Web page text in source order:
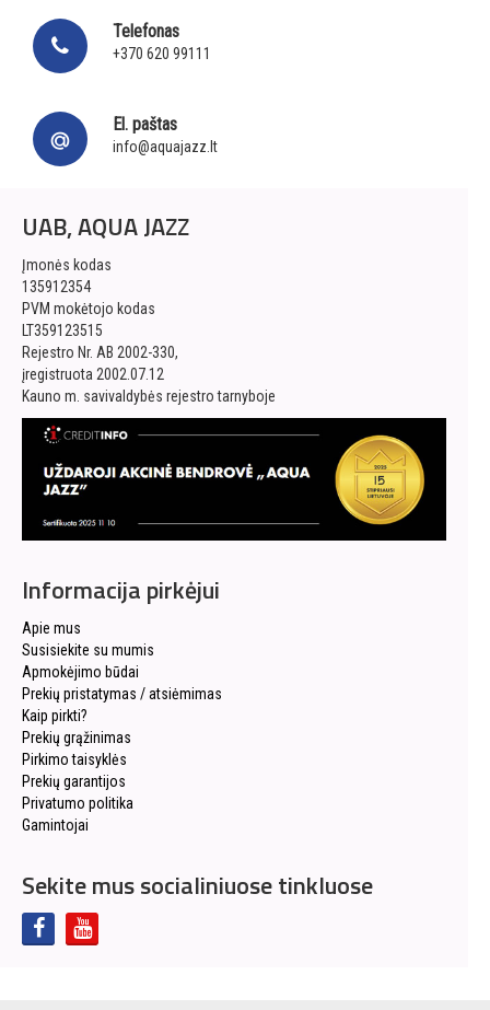
Telefonas
+370 620 99111
El. paštas
info@aquajazz.lt
UAB, AQUA JAZZ
Įmonės kodas
135912354
PVM mokėtojo kodas
LT359123515
Rejestro Nr. AB 2002-330,
įregistruota 2002.07.12
Kauno m. savivaldybės rejestro tarnyboje
Informacija pirkėjui
Apie mus
Susisiekite su mumis
Apmokėjimo būdai
Prekių pristatymas / atsiėmimas
Kaip pirkti?
Prekių grąžinimas
Pirkimo taisyklės
Prekių garantijos
Privatumo politika
Gamintojai
Sekite mus socialiniuose tinkluose